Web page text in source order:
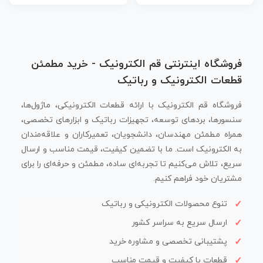
فروشگاه اینترنتی قم الکترونیک - خرید مطمئن
قطعات الکترونیک و رباتیک
فروشگاه قم الکترونیک با ارائه قطعات الکترونیکی، ماژول‌ها،
سنسورها، بردهای توسعه، تجهیزات رباتیک و ابزارهای تخصصی،
همراه مطمئن مهندسان، دانشجویان، تعمیرکاران و علاقه‌مندان
به الکترونیک است. ما با تضمین کیفیت، قیمت مناسب و ارسال
سریع، تلاش می‌کنیم تا تجربه‌ای ساده، مطمئن و حرفه‌ای را برای
مشتریان خود فراهم کنیم.
تنوع محصولات الکترونیکی و رباتیک
ارسال سریع به سراسر کشور
پشتیبانی تخصصی و مشاوره خرید
قطعات با کیفیت و قیمت مناسب